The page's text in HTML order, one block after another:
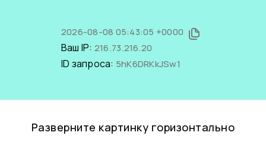
2026-08-08 05:43:05 +0000
Ваш IP: 216.73.216.20
ID запроса: 5hK6DRKkJSw1
Разверните картинку горизонтально